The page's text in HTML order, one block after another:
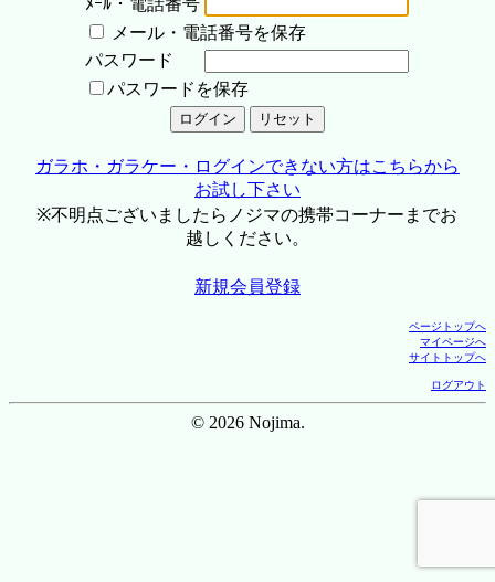
ﾒｰﾙ・電話番号
メール・電話番号を保存
パスワード
パスワードを保存
ガラホ・ガラケー・ログインできない方はこちらから
お試し下さい
※不明点ございましたらノジマの携帯コーナーまでお
越しください。
新規会員登録
ページトップへ
マイページへ
サイトトップへ
ログアウト
© 2026 Nojima.